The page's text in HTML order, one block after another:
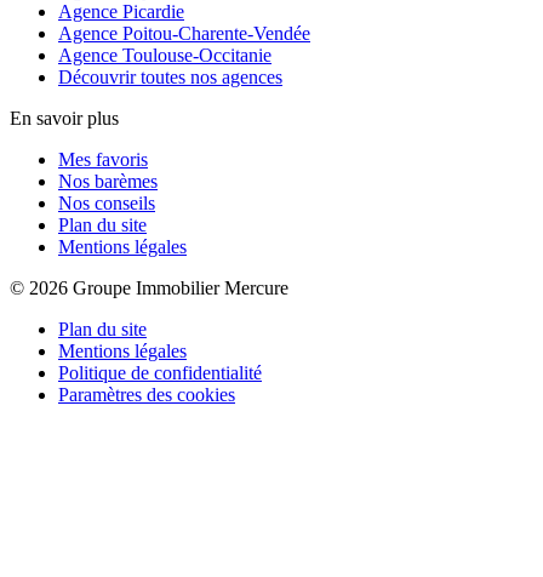
Agence Picardie
Agence Poitou-Charente-Vendée
Agence Toulouse-Occitanie
Découvrir toutes nos agences
En savoir plus
Mes favoris
Nos barèmes
Nos conseils
Plan du site
Mentions légales
© 2026 Groupe Immobilier Mercure
Plan du site
Mentions légales
Politique de confidentialité
Paramètres des cookies